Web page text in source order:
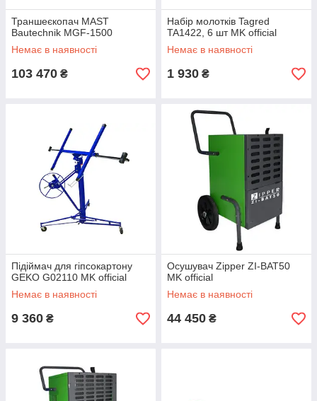
Траншеєкопач MAST
Bautechnik MGF-1500
Немає в наявності
103 470 ₴
Набір молотків Tagred
TA1422, 6 шт MK official
Немає в наявності
1 930 ₴
Підіймач для гіпсокартону
GEKO G02110 MK official
Немає в наявності
9 360 ₴
Осушувач Zipper ZI-BAT50
MK official
Немає в наявності
44 450 ₴